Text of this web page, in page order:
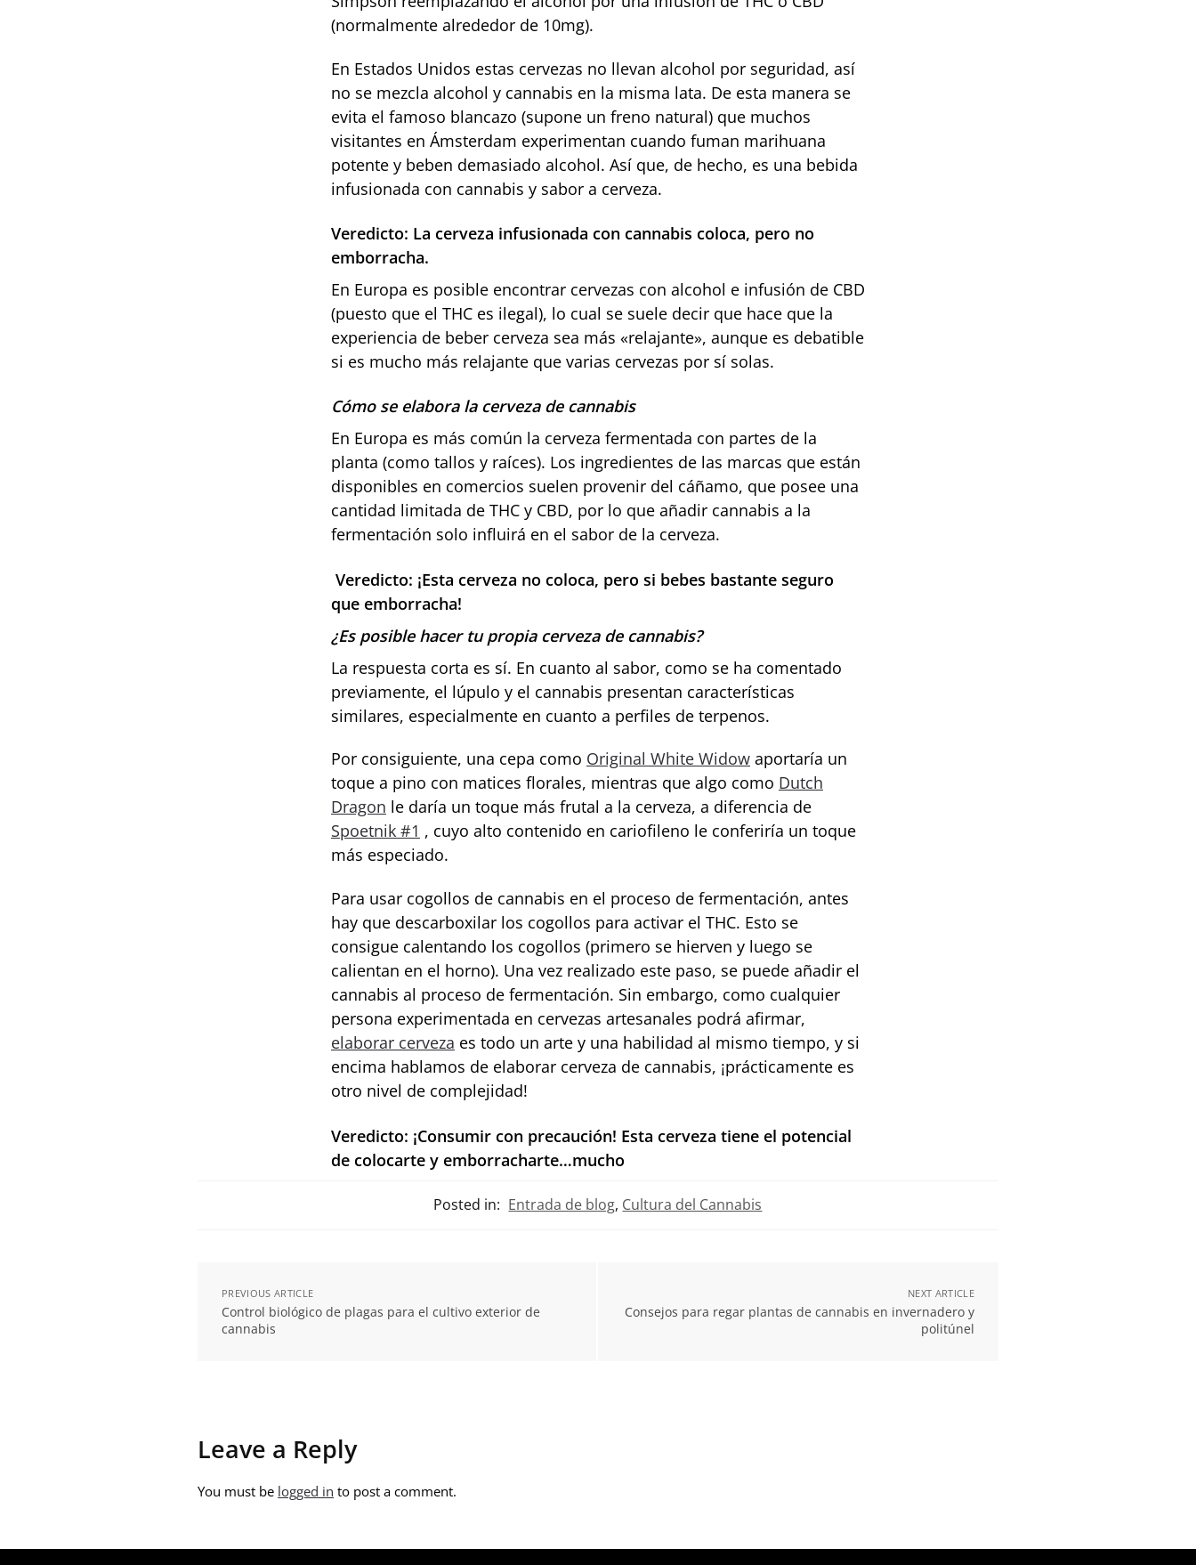
(normalmente alrededor de 10mg).
En Estados Unidos estas cervezas no llevan alcohol por seguridad, así
no se mezcla alcohol y cannabis en la misma lata. De esta manera se
evita el famoso blancazo (supone un freno natural) que muchos
visitantes en Ámsterdam experimentan cuando fuman marihuana
potente y beben demasiado alcohol. Así que, de hecho, es una bebida
infusionada con cannabis y sabor a cerveza.
Veredicto: La cerveza infusionada con cannabis coloca, pero no
emborracha.
En Europa es posible encontrar cervezas con alcohol e infusión de CBD
(puesto que el THC es ilegal), lo cual se suele decir que hace que la
experiencia de beber cerveza sea más «relajante», aunque es debatible
si es mucho más relajante que varias cervezas por sí solas.
Cómo se elabora la cerveza de cannabis
En Europa es más común la cerveza fermentada con partes de la
planta (como tallos y raíces). Los ingredientes de las marcas que están
disponibles en comercios suelen provenir del cáñamo, que posee una
cantidad limitada de THC y CBD, por lo que añadir cannabis a la
fermentación solo influirá en el sabor de la cerveza.
Veredicto: ¡Esta cerveza no coloca, pero si bebes bastante seguro
que emborracha!
¿Es posible hacer tu propia cerveza de cannabis?
La respuesta corta es sí. En cuanto al sabor, como se ha comentado
previamente, el lúpulo y el cannabis presentan características
similares, especialmente en cuanto a perfiles de terpenos.
Por consiguiente, una cepa como Original White Widowaportaría un
toque a pino con matices florales, mientras que algo como Dutch
Dragon le daría un toque más frutal a la cerveza, a diferencia de
Spoetnik #1 , cuyo alto contenido en cariofileno le conferiría un toque
más especiado.
Para usar cogollos de cannabis en el proceso de fermentación, antes
hay que descarboxilar los cogollos para activar el THC. Esto se
consigue calentando los cogollos (primero se hierven y luego se
calientan en el horno). Una vez realizado este paso, se puede añadir el
cannabis al proceso de fermentación. Sin embargo, como cualquier
persona experimentada en cervezas artesanales podrá afirmar,
elaborar cerveza es todo un arte y una habilidad al mismo tiempo, y si
encima hablamos de elaborar cerveza de cannabis, ¡prácticamente es
otro nivel de complejidad!
Veredicto: ¡Consumir con precaución! Esta cerveza tiene el potencial
de colocarte y emborracharte…mucho
Posted in: Entrada de blog, Cultura del Cannabis
PREVIOUS ARTICLE
Control biológico de plagas para el cultivo exterior de
cannabis
NEXT ARTICLE
Consejos para regar plantas de cannabis en invernadero y
politúnel
Leave a Reply
You must be logged in to post a comment.